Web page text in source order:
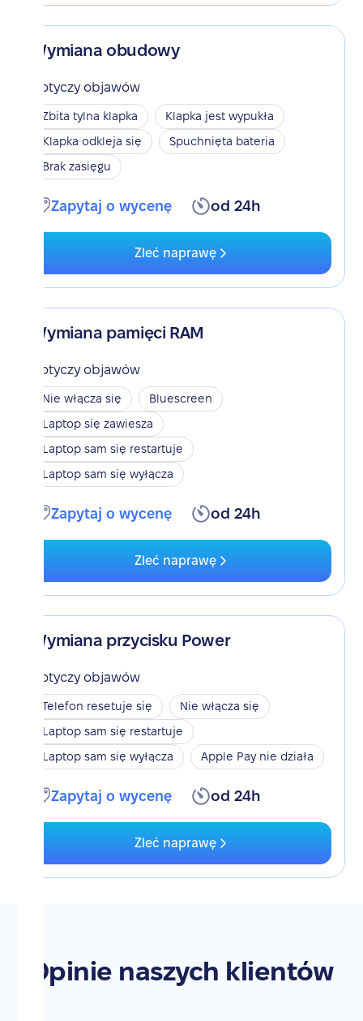
Wymiana obudowy
Dotyczy objawów
Zbita tylna klapka
Klapka jest wypukła
Klapka odkleja się
Spuchnięta bateria
Brak zasięgu
Zapytaj o wycenę od 24h
Zleć naprawę
Wymiana pamięci RAM
Dotyczy objawów
Nie włącza się
Bluescreen
Laptop się zawiesza
Laptop sam się restartuje
Laptop sam się wyłącza
Zapytaj o wycenę od 24h
Zleć naprawę
Wymiana przycisku Power
Dotyczy objawów
Telefon resetuje się
Nie włącza się
Laptop sam się restartuje
Laptop sam się wyłącza
Apple Pay nie działa
Zapytaj o wycenę od 24h
Zleć naprawę
Opinie naszych klientów